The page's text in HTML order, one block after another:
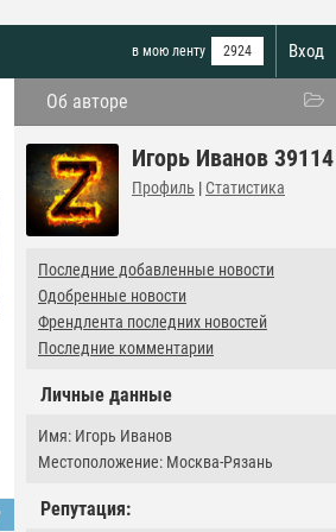
Вход
в мою ленту 2924
Об авторе
Игорь Иванов 39114
Профиль | Статистика
Последние добавленные новости
Одобренные новости
Френдлента последних новостей
Последние комментарии
Личные данные
Имя: Игорь Иванов
Местоположение: Москва-Рязань
Репутация: